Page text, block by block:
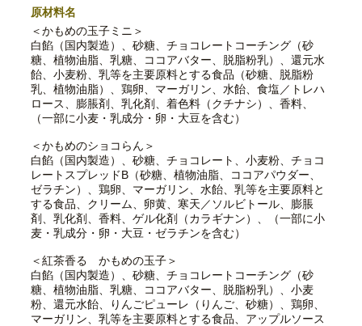
原材料名
＜かもめの玉子ミニ＞
白餡（国内製造）、砂糖、チョコレートコーチング（砂
糖、植物油脂、乳糖、ココアバター、脱脂粉乳）、還元水
飴、小麦粉、乳等を主要原料とする食品（砂糖、脱脂粉
乳、植物油脂）、鶏卵、マーガリン、水飴、食塩／トレハ
ロース、膨脹剤、乳化剤、着色料（クチナシ）、香料、
（一部に小麦・乳成分・卵・大豆を含む）
＜かもめのショコらん＞
白餡（国内製造）、砂糖、チョコレート、小麦粉、チョコ
レートスプレッドB（砂糖、植物油脂、ココアパウダー、
ゼラチン）、鶏卵、マーガリン、水飴、乳等を主要原料と
する食品、クリーム、卵黄、寒天／ソルビトール、膨脹
剤、乳化剤、香料、ゲル化剤（カラギナン）、（一部に小
麦・乳成分・卵・大豆・ゼラチンを含む）
＜紅茶香る かもめの玉子＞
白餡（国内製造）、砂糖、チョコレートコーチング（砂
糖、植物油脂、乳糖、ココアバター、脱脂粉乳）、小麦
粉、還元水飴、りんごピューレ（りんご、砂糖）、鶏卵、
マーガリン、乳等を主要原料とする食品、アップルソース